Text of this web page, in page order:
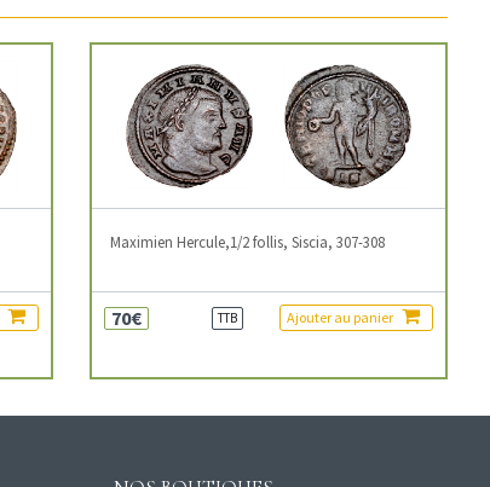
Maximien Hercule,1/2 follis, Siscia, 307-308
70€ TTB Ajouter au panier